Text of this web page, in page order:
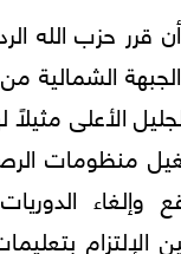
قرر حزب الله
الشمالية من
منظومات
وإلغاء
الإلتزام